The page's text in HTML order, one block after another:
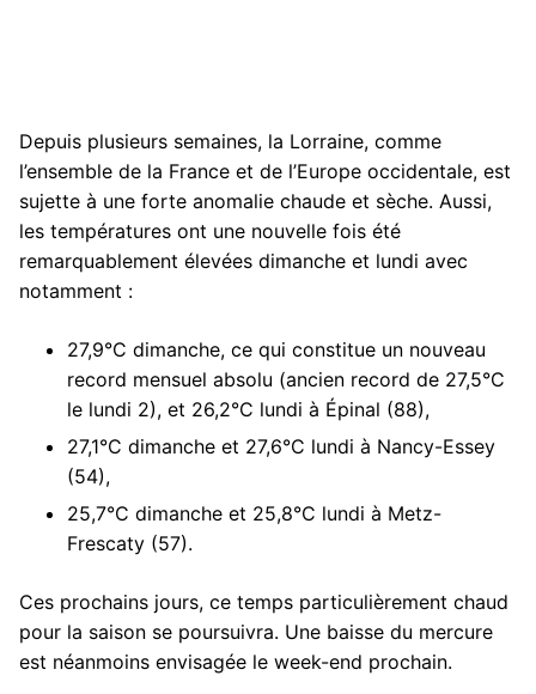
Depuis plusieurs semaines, la Lorraine, comme
l’ensemble de la France et de l’Europe occidentale, est
sujette à une forte anomalie chaude et sèche. Aussi,
les températures ont une nouvelle fois été
remarquablement élevées dimanche et lundi avec
notamment :
27,9°C dimanche, ce qui constitue un nouveau
record mensuel absolu (ancien record de 27,5°C
le lundi 2), et 26,2°C lundi à Épinal (88),
27,1°C dimanche et 27,6°C lundi à Nancy-Essey
(54),
25,7°C dimanche et 25,8°C lundi à Metz-
Frescaty (57).
Ces prochains jours, ce temps particulièrement chaud
pour la saison se poursuivra. Une baisse du mercure
est néanmoins envisagée le week-end prochain.